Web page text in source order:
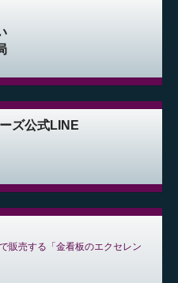
ズ公式LINE
販売する「金看板のエクセレン